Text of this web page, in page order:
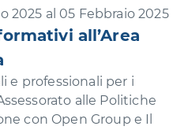
2025 al 05 Febbraio 2025
all’Area
e professionali per i
alle Politiche
con Open Group e Il